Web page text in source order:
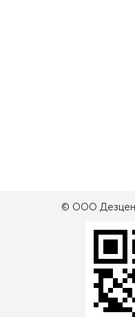
© ООО